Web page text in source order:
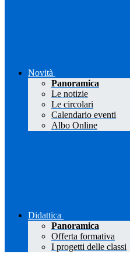
Novità
Panoramica
Le notizie
Le circolari
Calendario eventi
Albo Online
Didattica
Panoramica
Offerta formativa
I progetti delle classi